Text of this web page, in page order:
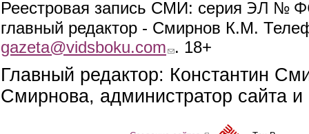
Реестровая запись СМИ: серия ЭЛ №
главный редактор - Смирнов К.М.
gazeta@vidsboku.com (link sends e-mail)
. 18+
Главный редактор: Константин
Смирнова, администратор сайта